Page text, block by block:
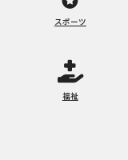
スポーツ
福祉